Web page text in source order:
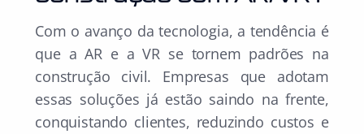
Com o avanço da tecnologia, a tendência é
que a AR e a VR se tornem padrões na
construção civil. Empresas que adotam
essas soluções já estão saindo na frente,
conquistando clientes, reduzindo custos e